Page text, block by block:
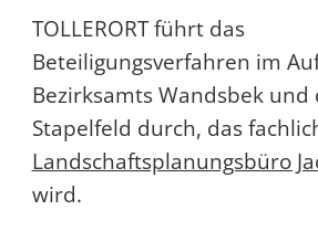
TOLLERORT führt das
Beteiligungsverfahren im
Bezirksamts Wandsbek
Stapelfeld durch, das
Landschaftsplanungsbüro
wird.